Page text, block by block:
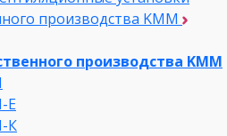
производства KMM
производства KMM
Е
К